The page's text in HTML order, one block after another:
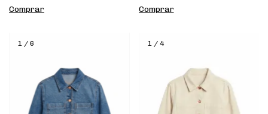
Comprar Comprar
1 / 6 1/ 4